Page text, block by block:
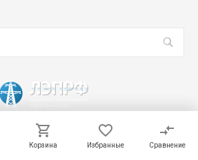
Корзина Избранные Сравнение
Корзина Избранные Сравнение
"ЛЭПРФ", Все права защищены